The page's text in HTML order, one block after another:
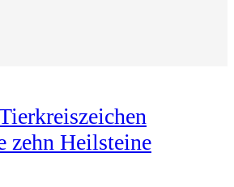
zehn Heilsteine